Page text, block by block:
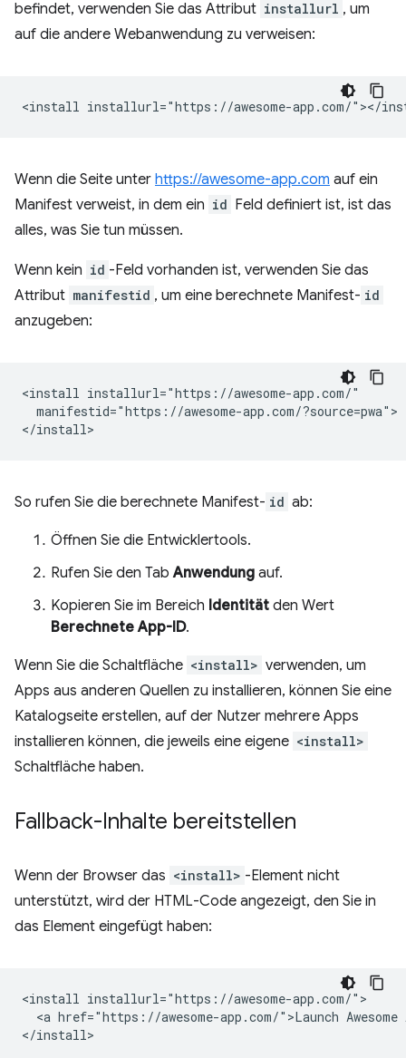
befindet, verwenden Sie das Attribut installurl , um
auf die andere Webanwendung zu verweisen:
Wenn die Seite unter https://awesome-app.com auf ein
Manifest verweist, in dem ein id Feld definiert ist, ist das
alles, was Sie tun müssen.
Wenn kein id -Feld vorhanden ist, verwenden Sie das
Attribut manifestid , um eine berechnete Manifest- id
anzugeben:
<install installurl="https://awesome-app.com/"
  manifestid="https://awesome-app.com/?source=pwa">
So rufen Sie die berechnete Manifest- id ab:
Öffnen Sie die Entwicklertools.
Rufen Sie den TabAnwendung auf.
Kopieren Sie im Bereich Identität den Wert
Berechnete App-ID.
Wenn Sie die Schaltfläche <install> verwenden, um
Apps aus anderen Quellen zu installieren, können Sie eine
Katalogseite erstellen, auf der Nutzer mehrere Apps
installieren können, die jeweils eine eigene <install>
Schaltfläche haben.
Fallback-Inhalte bereitstellen
Wenn der Browser das <install> -Element nicht
unterstützt, wird der HTML-Code angezeigt, den Sie in
das Element eingefügt haben:
<install installurl="https://awesome-app.com/">
<a href="https://awesome-app.com/">Launch Awesome